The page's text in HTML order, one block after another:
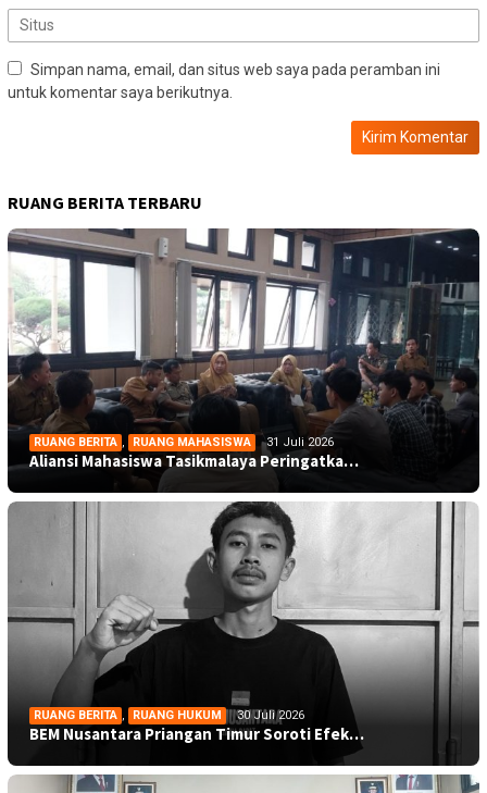
Simpan nama, email, dan situs web saya pada peramban ini
untuk komentar saya berikutnya.
RUANG BERITA TERBARU
RUANG BERITA , RUANG MAHASISWA 31 Juli 2026
Aliansi Mahasiswa Tasikmalaya Peringatka…
RUANG BERITA , RUANG HUKUM 30 Juli 2026
BEM Nusantara Priangan Timur Soroti Efek…